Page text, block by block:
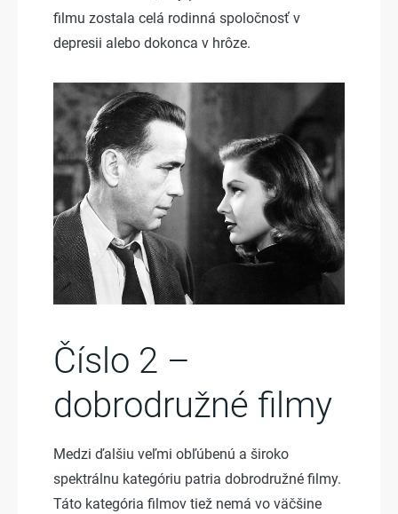
filmu zostala celá rodinná spoločnosť v
depresii alebo dokonca v hrôze.
Číslo 2 –
dobrodružné filmy
Medzi ďalšiu veľmi obľúbenú a široko
spektrálnu kategóriu patria dobrodružné filmy.
Táto kategória filmov tiež nemá vo väčšine